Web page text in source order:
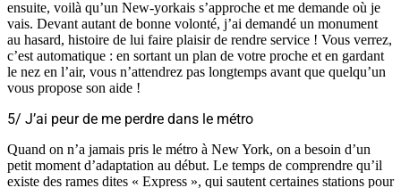
ensuite, voilà qu’un New-yorkais s’approche et me demande où je
vais. Devant autant de bonne volonté, j’ai demandé un monument
au hasard, histoire de lui faire plaisir de rendre service ! Vous verrez,
c’est automatique : en sortant un plan de votre proche et en gardant
le nez en l’air, vous n’attendrez pas longtemps avant que quelqu’un
vous propose son aide !
5/ J’ai peur de me perdre dans le métro
Quand on n’a jamais pris le métro à New York, on a besoin d’un
petit moment d’adaptation au début. Le temps de comprendre qu’il
existe des rames dites « Express », qui sautent certaines stations pour